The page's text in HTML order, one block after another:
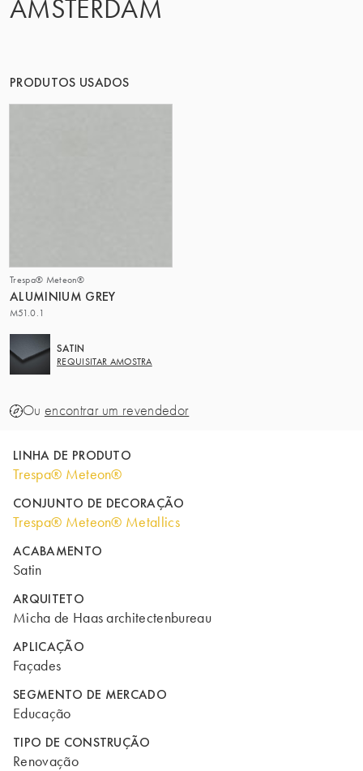
AMSTERDAM
PRODUTOS USADOS
Trespa® Meteon®
ALUMINIUM GREY
M51.0.1
SATIN
REQUISITAR AMOSTRA
Ou encontrar um revendedor
LINHA DE PRODUTO
Trespa® Meteon®
CONJUNTO DE DECORAÇÃO
Trespa® Meteon® Metallics
ACABAMENTO
Satin
ARQUITETO
Micha de Haas architectenbureau
APLICAÇÃO
Façades
SEGMENTO DE MERCADO
Educação
TIPO DE CONSTRUÇÃO
Renovação